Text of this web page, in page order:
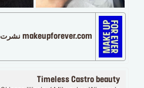
makeupforever.com نشرت أولاً على
Timeless Castro beauty